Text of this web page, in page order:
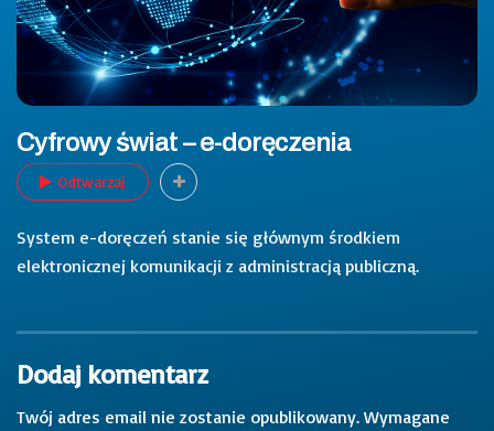
Cyfrowy świat – e-doręczenia
Odtwarzaj
System e-doręczeń stanie się głównym środkiem
elektronicznej komunikacji z administracją publiczną.
Dodaj komentarz
Twój adres email nie zostanie opublikowany. Wymagane